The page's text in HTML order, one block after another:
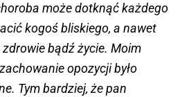
może dotknąć każdego
kogoś bliskiego, a nawet
bądź życie. Moim
opozycji było
Tym bardziej, że pan